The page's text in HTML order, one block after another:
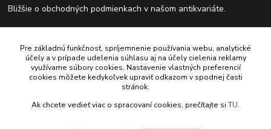
Bližšie o obchodných podmienkach v našom antikvariáte.
Ako vykupujeme knihy?
Formulár pre vrátenie tovaru do 14 dní.
Pre základnú funkčnosť, spríjemnenie používania webu, analytické
účely a v prípade udelenia súhlasu aj na účely cielenia reklamy
využívame súbory cookies. Nastavenie vlastných preferencií
cookies môžete kedykoľvek upraviť odkazom v spodnej časti
stránok.
Ak chcete vedieť viac o spracovaní cookies, prečítajte siTU.